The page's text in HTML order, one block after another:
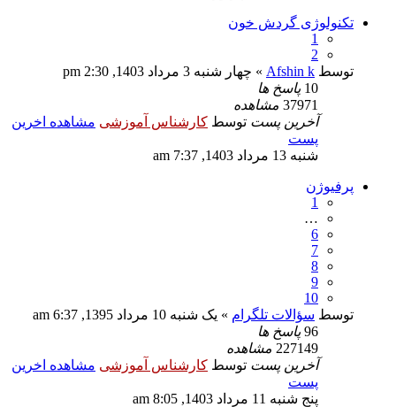
تکنولوژی گردش خون
1
2
توسط Afshin k » چهار شنبه 3 مرداد 1403, 2:30 pm
10 پاسخ ها
37971 مشاهده
آخرین پست توسط کارشناس آموزشی مشاهده اخرین
پست
شنبه 13 مرداد 1403, 7:37 am
پرفیوژن
1
…
6
7
8
9
10
توسط سؤالات تلگرام » یک شنبه 10 مرداد 1395, 6:37 am
96 پاسخ ها
227149 مشاهده
آخرین پست توسط کارشناس آموزشی مشاهده اخرین
پست
پنج شنبه 11 مرداد 1403, 8:05 am